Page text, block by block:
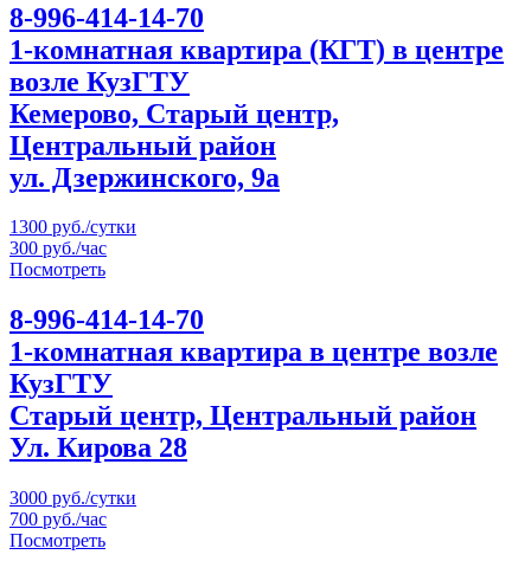
8-996-414-14-70
1-комнатная квартира (КГТ) в центре
возле КузГТУ
Кемерово, Старый центр,
Центральный район
ул. Дзержинского, 9а
1300 руб./сутки
300 руб./час
Посмотреть
8-996-414-14-70
1-комнатная квартира в центре возле
КузГТУ
Старый центр, Центральный район
Ул. Кирова 28
3000 руб./сутки
700 руб./час
Посмотреть